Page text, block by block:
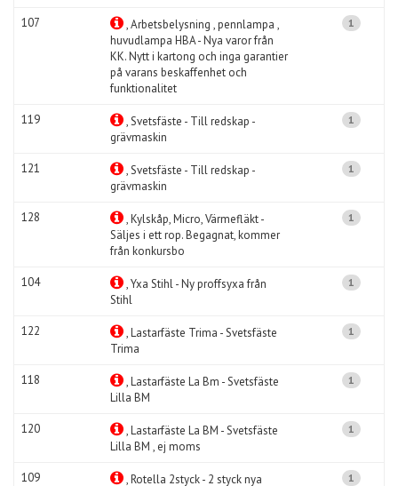
107
, Arbetsbelysning , pennlampa ,
huvudlampa HBA - Nya varor från
KK. Nytt i kartong och inga garantier
på varans beskaffenhet och
funktionalitet
1
119
, Svetsfäste - Till redskap -
grävmaskin
1
121
, Svetsfäste - Till redskap -
grävmaskin
1
128
, Kylskåp, Micro, Värmefläkt -
Säljes i ett rop. Begagnat, kommer
från konkursbo
1
104
, Yxa Stihl - Ny proffsyxa från
Stihl
1
122
, Lastarfäste Trima - Svetsfäste
Trima
1
118
, Lastarfäste La Bm - Svetsfäste
Lilla BM
1
120
, Lastarfäste La BM - Svetsfäste
Lilla BM , ej moms
1
109 , Rotella 2styck - 2 styck nya 1